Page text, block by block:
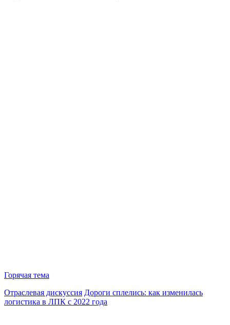
Горячая тема
Отраслевая дискуссия Дороги сплелись: как изменилась
логистика в ЛПК с 2022 года